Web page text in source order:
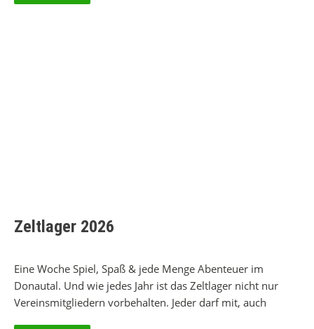
Zeltlager 2026
Eine Woche Spiel, Spaß & jede Menge Abenteuer im
Donautal. Und wie jedes Jahr ist das Zeltlager nicht nur
Vereinsmitgliedern vorbehalten. Jeder darf mit, auch